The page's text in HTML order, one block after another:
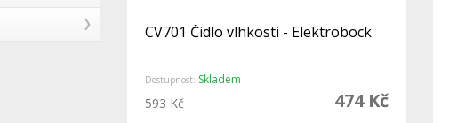
CV701 Čidlo vlhkosti - Elektrobock
Dostupnost: Skladem
474 Kč
593 Kč